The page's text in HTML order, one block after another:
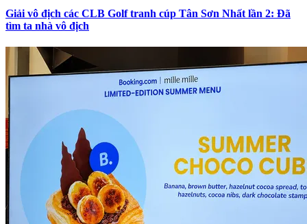
Giải vô địch các CLB Golf tranh cúp Tân Sơn Nhất lần 2: Đã
tìm ta nhà vô địch